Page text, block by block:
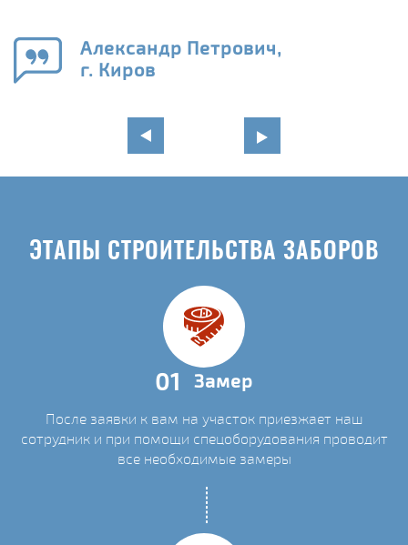
Александр Петрович,
г. Киров
ЭТАПЫ СТРОИТЕЛЬСТВА ЗАБОРОВ
01 Замер
После заявки к вам на участок приезжает наш
сотрудник и при помощи спецоборудования проводит
все необходимые замеры